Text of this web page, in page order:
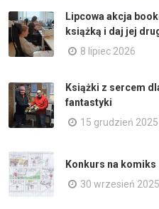
Lipcowa akcja
książką i daj jej
8 lipiec 2026
Książki z sercem
fantastyki
15 grudzień 2025
Konkurs na komiks
30 wrzesień 2025